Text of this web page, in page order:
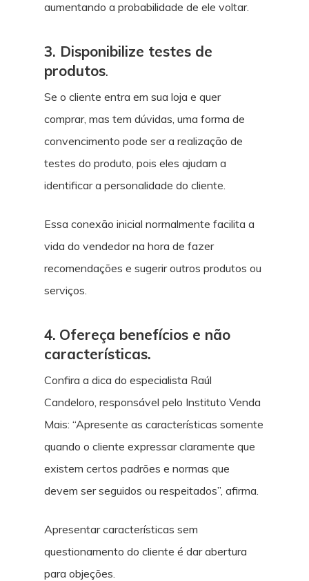
aumentando a probabilidade de ele voltar.
3. Disponibilize testes de
produtos.
Se o cliente entra em sua loja e quer
comprar, mas tem dúvidas, uma forma de
convencimento pode ser a realização de
testes do produto, pois eles ajudam a
identificar a personalidade do cliente.
Essa conexão inicial normalmente facilita a
vida do vendedor na hora de fazer
recomendações e sugerir outros produtos ou
serviços.
4. Ofereça benefícios e não
características.
Confira a dica do especialista Raúl
Candeloro, responsável pelo Instituto Venda
Mais: “Apresente as características somente
quando o cliente expressar claramente que
existem certos padrões e normas que
devem ser seguidos ou respeitados”, afirma.
Apresentar características sem
questionamento do cliente é dar abertura
para objeções.